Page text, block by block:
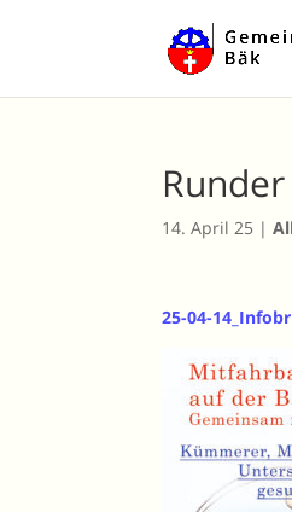
14. April 25 |
25-04-